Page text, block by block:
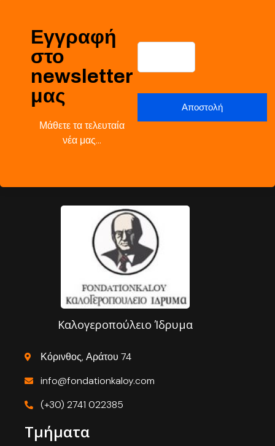
Εγγραφή
στο
newsletter
μας
Μάθετε τα τελευταία
νέα μας…
Καλογεροπούλειο Ίδρυμα
Κόρινθος, Αράτου 74
info@fondationkaloy.com
(+30) 2741 022385
Τμήματα